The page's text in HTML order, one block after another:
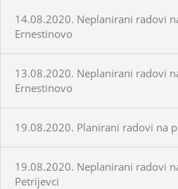
14.08.2020. Neplanirani radovi
Ernestinovo
13.08.2020. Neplanirani radovi
Ernestinovo
19.08.2020. Planirani radovi na
19.08.2020. Neplanirani radovi
Petrijevci